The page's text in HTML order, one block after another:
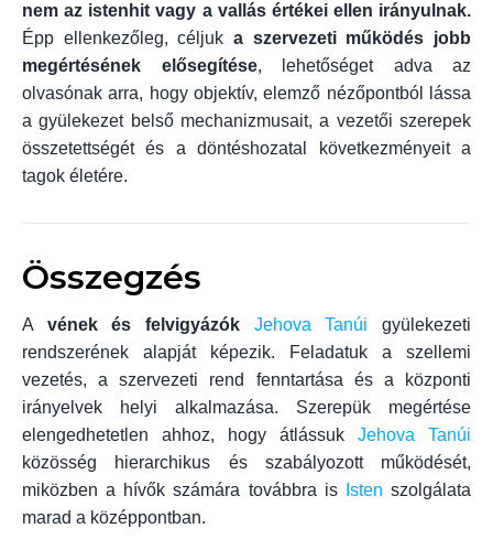
nem az istenhit vagy a vallás értékei ellen irányulnak.
Épp ellenkezőleg, céljuk a szervezeti működés jobb
megértésének elősegítése, lehetőséget adva az
olvasónak arra, hogy objektív, elemző nézőpontból lássa
a gyülekezet belső mechanizmusait, a vezetői szerepek
összetettségét és a döntéshozatal következményeit a
tagok életére.
Összegzés
A vének és felvigyázók Jehova Tanúi gyülekezeti
rendszerének alapját képezik. Feladatuk a szellemi
vezetés, a szervezeti rend fenntartása és a központi
irányelvek helyi alkalmazása. Szerepük megértése
elengedhetetlen ahhoz, hogy átlássuk Jehova Tanúi
közösség hierarchikus és szabályozott működését,
miközben a hívők számára továbbra is
Isten szolgálata
marad a középpontban.